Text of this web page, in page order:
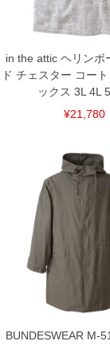
ご了承くださいませ。
※【ボトムの裾上げをご
備考欄に股下●cmとご
上の品が対象。1本5,999
出荷まで約1週間～20日
尚、裾上げした商品は返
一部、お直しに対応出
いている、極端なデザイ
ンピュータ画面）によ
※当店での掲載商品は、
舗からのお取り寄せ等
す。そのようなことが
連絡させて頂きますので
DETAIL
in the attic ヘリンボ
ド チェスター コー
ックス 3L 4L
¥21,780
BUNDESWEAR M-